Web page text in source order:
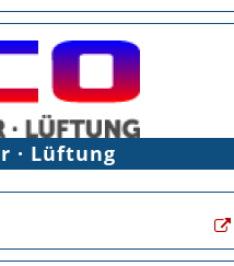
· Lüftung